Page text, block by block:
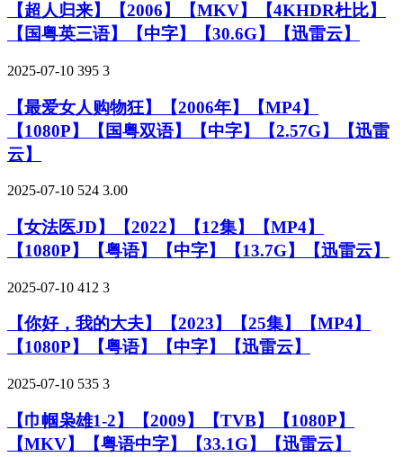
【超人归来】【2006】【MKV】【4KHDR杜比】
【国粤英三语】【中字】【30.6G】【迅雷云】
2025-07-10 395 3
【最爱女人购物狂】【2006年】【MP4】
【1080P】【国粤双语】【中字】【2.57G】【迅雷
云】
2025-07-10 524 3.00
【女法医JD】【2022】【12集】【MP4】
【1080P】【粤语】【中字】【13.7G】【迅雷云】
2025-07-10 412 3
【你好，我的大夫】【2023】【25集】【MP4】
【1080P】【粤语】【中字】【迅雷云】
2025-07-10 535 3
【巾帼枭雄1-2】【2009】【TVB】【1080P】
【MKV】【粤语中字】【33.1G】【迅雷云】